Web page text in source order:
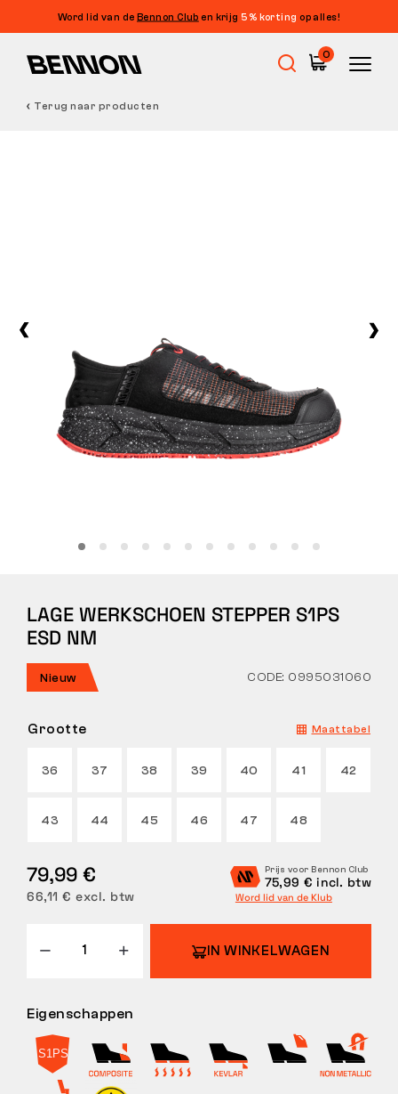
Word lid van de Bennon Club en krijg 5% korting op alles!
0
Vrijetijdsschoenen
Tactical
OVER ONS
BENNON-LABORATORIUM
RETOUREN
Terug naar producten
LAGE WERKSCHOEN STEPPER S1PS
ESD NM
Nieuw CODE: 0995031060
Grootte Maattabel
36 37 38 39 40 41 42
43 44 45 46 47 48
79,99 €
66,11 € excl. btw
Prijs voor Bennon Club
75,99 € incl. btw
Word lid van de Klub
IN WINKELWAGEN
Eigenschappen